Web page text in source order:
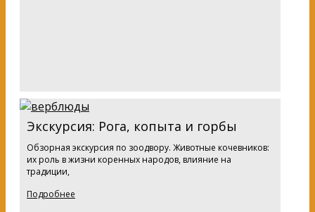
Экскурсия: Рога, копыта и горбы
Обзорная экскурсия по зоодвору. Животные кочевников:
их роль в жизни коренных народов, влияние на
традиции,
Подробнее